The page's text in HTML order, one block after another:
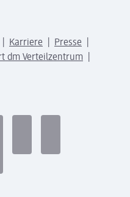
Karriere
Presse
dm Verteilzentrum